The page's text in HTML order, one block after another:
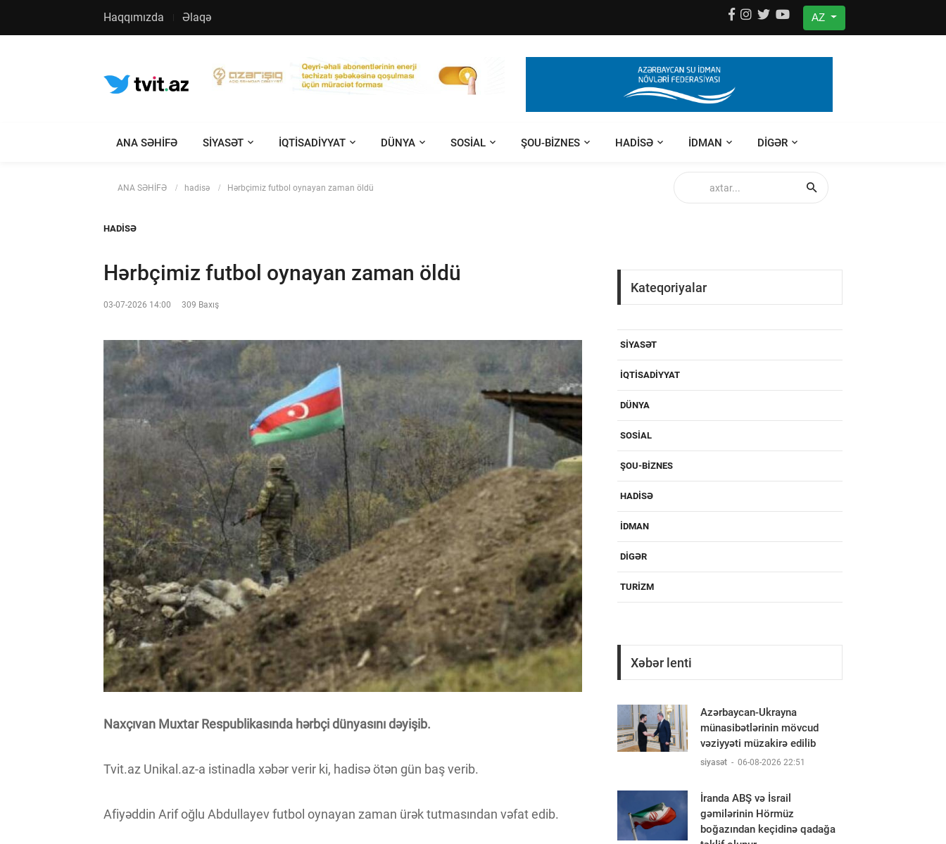
Haqqımızda Əlaqə AZ
ANA SƏHİFƏ SIYASƏT IQTISADIYYAT DÜNYA SOSIAL ŞOU-BIZNES HADISƏ IDMAN DIGƏR
ANA SƏHİFƏ hadisə Hərbçimiz futbol oynayan zaman öldü
HADISƏ
Hərbçimiz futbol oynayan zaman öldü
03-07-2026 14:00 309 Baxış
Naxçıvan Muxtar Respublikasında hərbçi dünyasını dəyişib.
Tvit.az Unikal.az-a istinadla xəbər verir ki, hadisə ötən gün baş verib.
Afiyəddin Arif oğlu Abdullayev futbol oynayan zaman ürək tutmasından vəfat edib.
Kateqoriyalar
SIYASƏT
IQTISADIYYAT
DÜNYA
SOSIAL
ŞOU-BIZNES
HADISƏ
IDMAN
DIGƏR
TURIZM
Xəbər lenti
Azərbaycan-Ukrayna
münasibətlərinin mövcud
vəziyyəti müzakirə edilib
siyasət - 06-08-2026 22:51
İranda ABŞ və İsrail
gəmilərinin Hörmüz
boğazından keçidinə qadağa